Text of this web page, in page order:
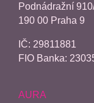
Podnádražní
190 00 Praha 9
IČ: 29811881
FIO Banka:
AURA